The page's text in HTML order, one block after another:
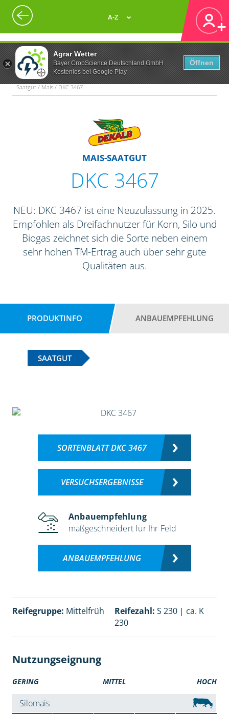
Agrar Wetter
Bayer CropScience Deutschland GmbH
Kostenlos bei Google Play
Öffnen
A-Z
Saatgut / Mais / DKC 3467
MAIS-SAATGUT
DKC 3467
NEU: DKC 3467 ist eine Neuzulassung in 2025.
Empfohlen als Dreifachnutzer für Korn, Silo und
Biogas zeichnet sich die Sorte neben einem
sehr hohen TM-Ertrag auch über sehr gute
Qualitäten aus.
PRODUKTINFO ANBAUEMPFEHLUNG
SAATGUT
SORTENBLATT DKC 3467
VERSUCHSERGEBNISSE
Anbauempfehlung
maßgeschneidert für Ihr Feld
ANBAUEMPFEHLUNG
Reifegruppe: Mittelfrüh Reifezahl: S 230 | ca. K
230
Nutzungseignung
GERING MITTEL HOCH
Silomais